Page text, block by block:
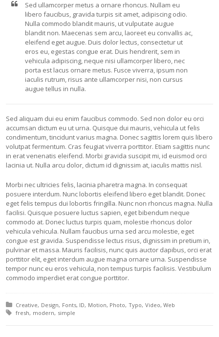
Sed ullamcorper metus a ornare rhoncus. Nullam eu
libero faucibus, gravida turpis sit amet, adipiscing odio.
Nulla commodo blandit mauris, ut vulputate augue
blandit non. Maecenas sem arcu, laoreet eu convallis ac,
eleifend eget augue. Duis dolor lectus, consectetur ut
eros eu, egestas congue erat. Duis hendrerit, sem in
vehicula adipiscing, neque nisi ullamcorper libero, nec
porta est lacus ornare metus. Fusce viverra, ipsum non
iaculis rutrum, risus ante ullamcorper nisi, non cursus
augue tellus in nulla.
Sed aliquam dui eu enim faucibus commodo. Sed non dolor eu orci
accumsan dictum eu ut urna. Quisque dui mauris, vehicula ut felis
condimentum, tincidunt varius magna. Donec sagittis lorem quis libero
volutpat fermentum. Cras feugiat viverra porttitor. Etiam sagittis nunc
in erat venenatis eleifend. Morbi gravida suscipit mi, id euismod orci
lacinia ut. Nulla arcu dolor, dictum id dignissim at, iaculis mattis nisl.
Morbi nec ultricies felis, lacinia pharetra magna. In consequat
posuere interdum. Nunc lobortis eleifend libero eget blandit. Donec
eget felis tempus dui lobortis fringilla. Nunc non rhoncus magna. Nulla
facilisi. Quisque posuere luctus sapien, eget bibendum neque
commodo at. Donec luctus turpis quam, molestie rhoncus dolor
vehicula vehicula. Nullam faucibus urna sed arcu molestie, eget
congue est gravida. Suspendisse lectus risus, dignissim in pretium in,
pulvinar et massa. Mauris facilisis, nunc quis auctor dapibus, orci erat
porttitor elit, eget interdum augue magna ornare urna. Suspendisse
tempor nunc eu eros vehicula, non tempus turpis facilisis. Vestibulum
commodo imperdiet erat congue porttitor.
Posted in:
Creative Design Fonts ID Motion Photo Typo Video Web
Tagged with:
fresh modern simple